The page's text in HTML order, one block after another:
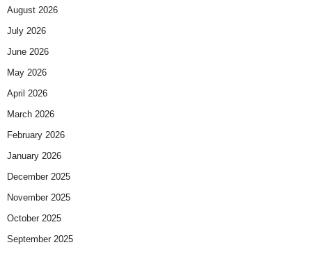
August 2026
July 2026
June 2026
May 2026
April 2026
March 2026
February 2026
January 2026
December 2025
November 2025
October 2025
September 2025